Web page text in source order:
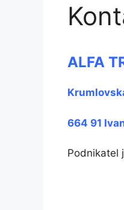
ALFA
664 91
Podnikatel